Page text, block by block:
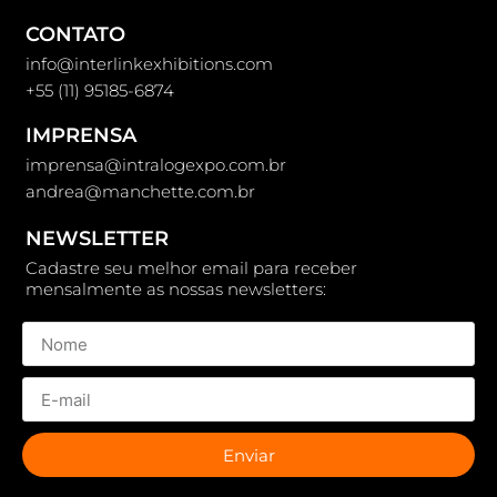
CONTATO
info@interlinkexhibitions.com
+55 (11) 95185-6874
IMPRENSA
imprensa@intralogexpo.com.br
andrea@manchette.com.br
NEWSLETTER
Cadastre seu melhor email para receber
mensalmente as nossas newsletters:
Enviar